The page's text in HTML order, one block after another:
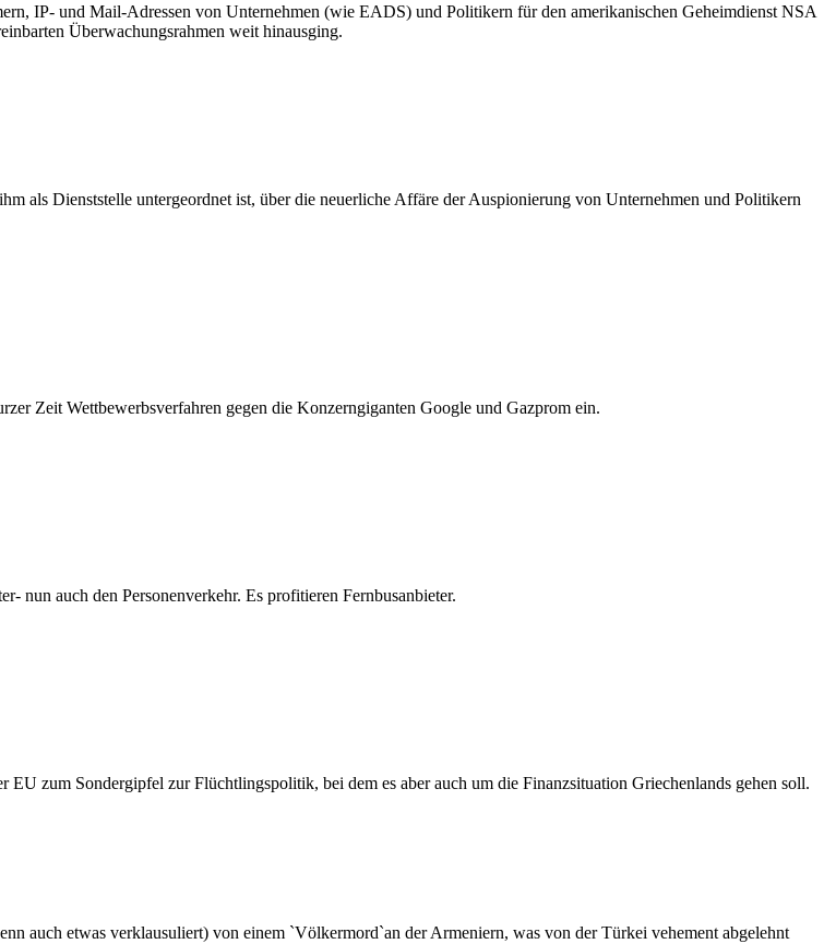
IP- und Mail-Adressen von Unternehmen (wie EADS) und Politikern für den amerikanischen Geheimdienst NSA
Überwachungsrahmen weit hinausging.
als Dienststelle untergeordnet ist, über die neuerliche Affäre der Auspionierung von Unternehmen und Politikern
Zeit Wettbewerbsverfahren gegen die Konzerngiganten Google und Gazprom ein.
nun auch den Personenverkehr. Es profitieren Fernbusanbieter.
EU zum Sondergipfel zur Flüchtlingspolitik, bei dem es aber auch um die Finanzsituation Griechenlands gehen soll.
auch etwas verklausuliert) von einem `Völkermord`an der Armeniern, was von der Türkei vehement abgelehnt